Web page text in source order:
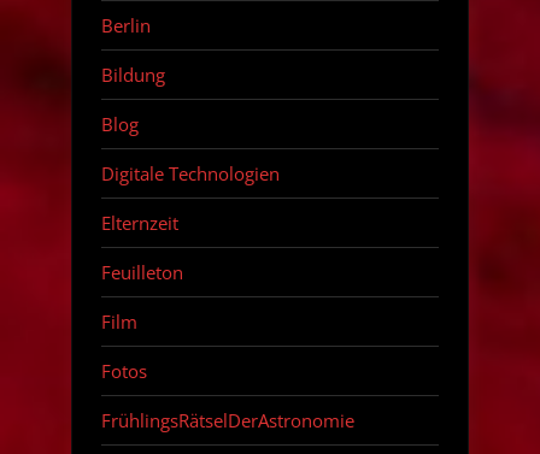
Berlin
Bildung
Blog
Digitale Technologien
Elternzeit
Feuilleton
Film
Fotos
FrühlingsRätselDerAstronomie